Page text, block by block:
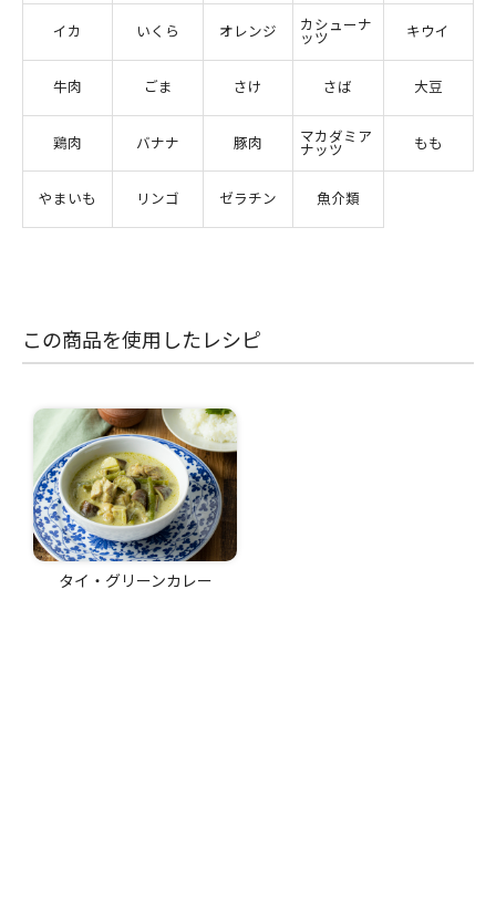
イカ いくら オレンジ
カシューナ
ッツ
キウイ
牛肉 ごま さけ さば 大豆
鶏肉 バナナ 豚肉
マカダミア
ナッツ
もも
やまいも リンゴ ゼラチン 魚介類
この商品を使用したレシピ
タイ・グリーンカレー